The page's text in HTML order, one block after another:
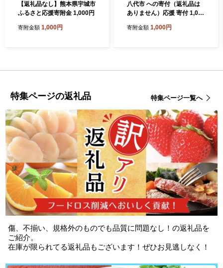
【返礼品なし】熊本県宇城市
ふるさと応援寄附金 1,000円
寄附金額 1,000円
八代市 への寄付（返礼品は
ありません）応援 寄付 1,000
寄附金額 1,000円
特集ページの返礼品 特集ページ一覧へ
傷、不揃い、規格外のものでも品質に問題なし！の返礼品を
ご紹介。
在庫が限られてる返礼品もございます！ぜひお見逃しなく！